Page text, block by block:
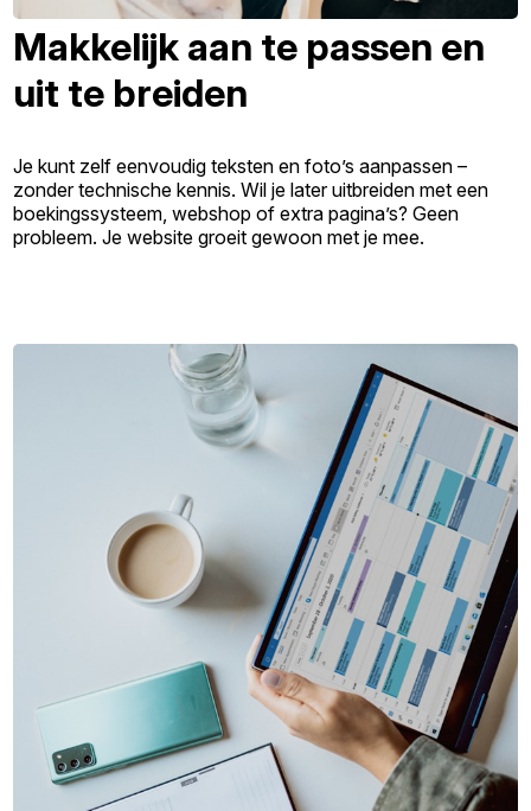
Makkelijk aan te passen en
uit te breiden
Je kunt zelf eenvoudig teksten en foto’s aanpassen –
zonder technische kennis. Wil je later uitbreiden met een
boekingssysteem, webshop of extra pagina’s? Geen
probleem. Je website groeit gewoon met je mee.